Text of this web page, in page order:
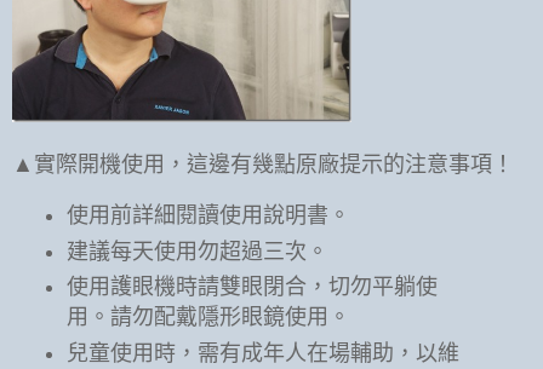
▲實際開機使用，這邊有幾點原廠提示的注意事項！
使用前詳細閱讀使用說明書。
建議每天使用勿超過三次。
使用護眼機時請雙眼閉合，切勿平躺使
用。請勿配戴隱形眼鏡使用。
兒童使用時，需有成年人在場輔助，以維